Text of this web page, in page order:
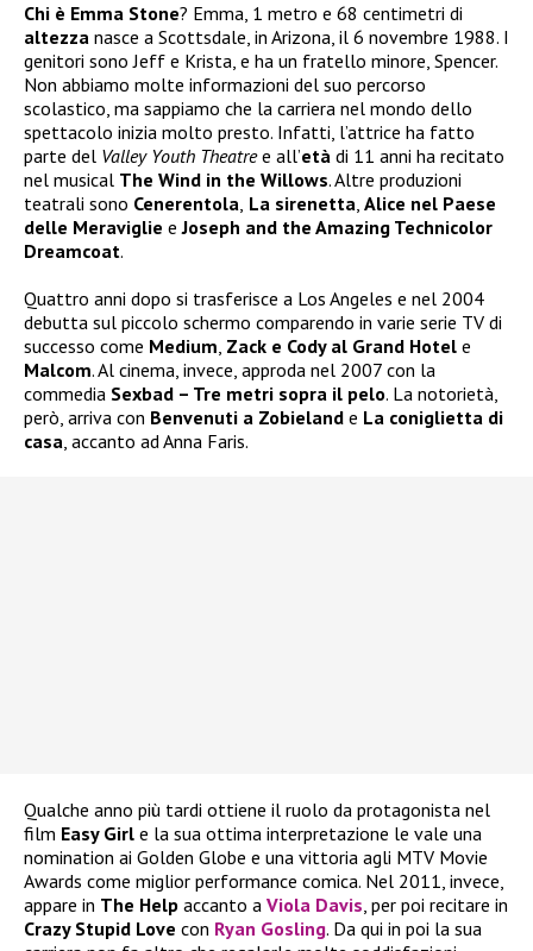
Chi è Emma Stone? Emma, 1 metro e 68 centimetri di
altezza nasce a Scottsdale, in Arizona, il 6 novembre 1988. I
genitori sono Jeff e Krista, e ha un fratello minore, Spencer.
Non abbiamo molte informazioni del suo percorso
scolastico, ma sappiamo che la carriera nel mondo dello
spettacolo inizia molto presto. Infatti, l’attrice ha fatto
parte del Valley Youth Theatree all’età di 11 anni ha recitato
nel musical The Wind in the Willows. Altre produzioni
teatrali sono Cenerentola, La sirenetta, Alice nel Paese
delle Meraviglie eJoseph and the Amazing Technicolor
Dreamcoat.
Quattro anni dopo si trasferisce a Los Angeles e nel 2004
debutta sul piccolo schermo comparendo in varie serie TV di
successo come Medium, Zack e Cody al Grand Hotel e
Malcom. Al cinema, invece, approda nel 2007 con la
commedia Sexbad – Tre metri sopra il pelo. La notorietà,
però, arriva con Benvenuti a Zobieland e La coniglietta di
casa, accanto ad Anna Faris.
Qualche anno più tardi ottiene il ruolo da protagonista nel
film Easy Girl e la sua ottima interpretazione le vale una
nomination ai Golden Globe e una vittoria agli MTV Movie
Awards come miglior performance comica. Nel 2011, invece,
appare in The Help accanto a Viola Davis, per poi recitare in
Crazy Stupid Love con Ryan Gosling. Da qui in poi la sua